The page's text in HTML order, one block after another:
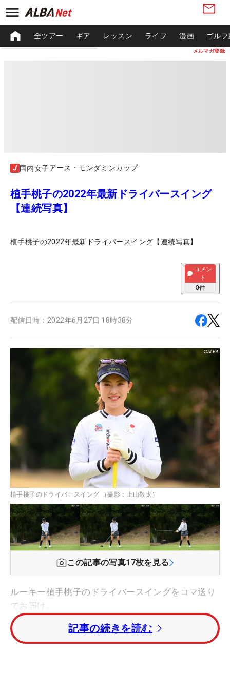
メルマガ登録
全ツアー ギア レッスン ライフ 漫画 ゴル
国内女子アース・モンダミンカップ
植手桃子の2022年最新ドライバースイング
【連続写真】
植手桃子の2022年最新ドライバースイング【連続写真】
コメン
ト
0件
配信日時： 2022年6月27日 18時38分
植手桃子のドライバースイング （撮影：上山敬太）
この記事の写真17枚を見る
ルーキー植手桃子のドライバースイングをコマ送り
でお届け。
記事の続きを読む